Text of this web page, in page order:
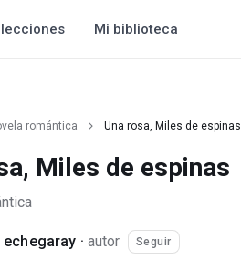
Mi biblioteca
romántica Una rosa, Miles de espinas
Miles de espinas
echegaray · autor Seguir